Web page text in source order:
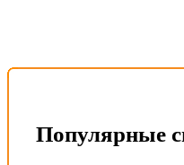
Популярные